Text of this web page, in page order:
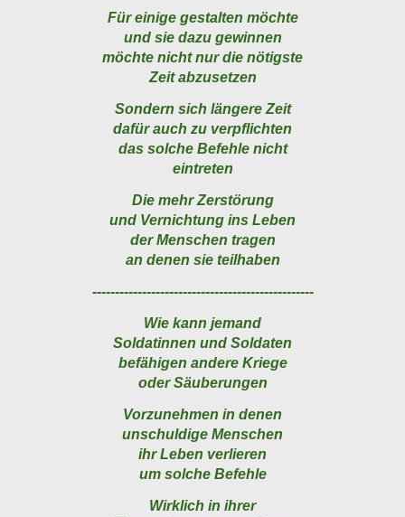
Für einige gestalten möchte
und sie dazu gewinnen
möchte nicht nur die nötigste
Zeit abzusetzen
Sondern sich längere Zeit
dafür auch zu verpflichten
das solche Befehle nicht
eintreten
Die mehr Zerstörung
und Vernichtung ins Leben
der Menschen tragen
an denen sie teilhaben
-------------------------------------------------
Wie kann jemand
Soldatinnen und Soldaten
befähigen andere Kriege
oder Säuberungen
Vorzunehmen in denen
unschuldige Menschen
ihr Leben verlieren
um solche Befehle
Wirklich in ihrer